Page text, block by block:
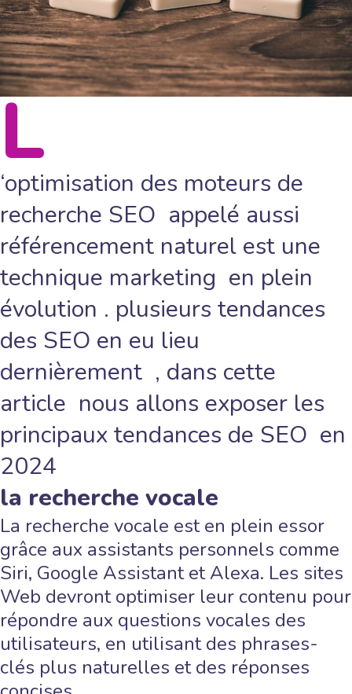
L
‘optimisation des moteurs de
recherche SEO appelé aussi
référencement naturel est une
technique marketing en plein
évolution . plusieurs tendances
des SEO en eu lieu
dernièrement , dans cette
article nous allons exposer les
principaux tendances de SEO en
2024
la recherche vocale
La recherche vocale est en plein essor
grâce aux assistants personnels comme
Siri, Google Assistant et Alexa. Les sites
Web devront optimiser leur contenu pour
répondre aux questions vocales des
utilisateurs, en utilisant des phrases-
clés plus naturelles et des réponses